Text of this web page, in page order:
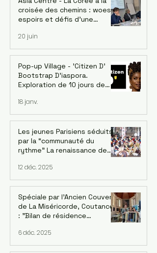
croisée des chemins : woes,
espoirs et défis d’une
Jaehoon Yoo, économiste et
ancien conseiller de la Banque
asiatique de développement
- le 18/06
20 juin
Pop-up Village - 'Citizen D'
Bootstrap D'iaspora.
Exploration de 10 jours de
émergent de Burkina Faso. 1-
10 Décembre 2026
18 janv.
Les jeunes Parisiens séduits
par la “communauté du
rythme” La renaissance de
parisien “DONGNAMPUNG“
12 déc. 2025
Spéciale par l'Ancien Couvent
de La Miséricorde, Coutances
: "Bilan de résidence
l'artiste UI-YEONG PARK. Par
Mija Han Gastebois
6 déc. 2025